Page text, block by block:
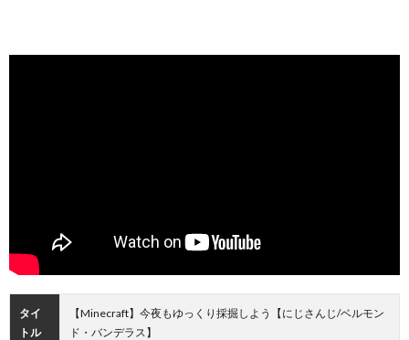
タイ
トル
【Minecraft】今夜もゆっくり採掘しよう【にじさんじ/ベルモン
ド・バンデラス】